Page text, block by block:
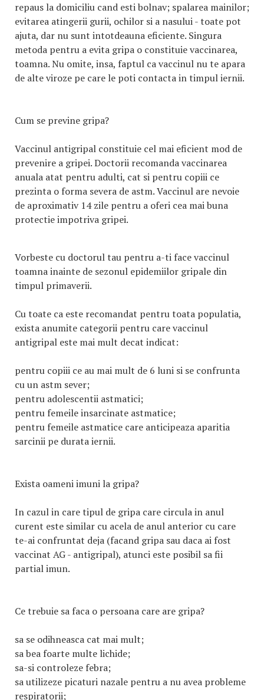
repaus la domiciliu cand esti bolnav; spalarea mainilor;
evitarea atingerii gurii, ochilor si a nasului - toate pot
ajuta, dar nu sunt intotdeauna eficiente. Singura
metoda pentru a evita gripa o constituie vaccinarea,
toamna. Nu omite, insa, faptul ca vaccinul nu te apara
de alte viroze pe care le poti contacta in timpul iernii.
Cum se previne gripa?
Vaccinul antigripal constituie cel mai eficient mod de
prevenire a gripei. Doctorii recomanda vaccinarea
anuala atat pentru adulti, cat si pentru copiii ce
prezinta o forma severa de astm. Vaccinul are nevoie
de aproximativ 14 zile pentru a oferi cea mai buna
protectie impotriva gripei.
Vorbeste cu doctorul tau pentru a-ti face vaccinul
toamna inainte de sezonul epidemiilor gripale din
timpul primaverii.
Cu toate ca este recomandat pentru toata populatia,
exista anumite categorii pentru care vaccinul
antigripal este mai mult decat indicat:
pentru copiii ce au mai mult de 6 luni si se confrunta
cu un astm sever;
pentru adolescentii astmatici;
pentru femeile insarcinate astmatice;
pentru femeile astmatice care anticipeaza aparitia
sarcinii pe durata iernii.
Exista oameni imuni la gripa?
In cazul in care tipul de gripa care circula in anul
curent este similar cu acela de anul anterior cu care
te-ai confruntat deja (facand gripa sau daca ai fost
vaccinat AG - antigripal), atunci este posibil sa fii
partial imun.
Ce trebuie sa faca o persoana care are gripa?
sa se odihneasca cat mai mult;
sa bea foarte multe lichide;
sa-si controleze febra;
sa utilizeze picaturi nazale pentru a nu avea probleme
respiratorii;